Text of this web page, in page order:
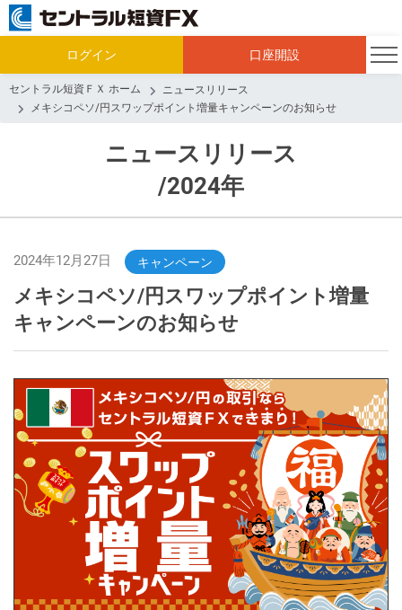
ログイン 口座開設
セントラル短資ＦＸ ホーム
ニュースリリース
メキシコペソ/円スワップポイント増量キャンペーンのお知らせ
ニュースリリース
/2024年
2024年12月27日 キャンペーン
メキシコペソ/円スワップポイント増量
キャンペーンのお知らせ